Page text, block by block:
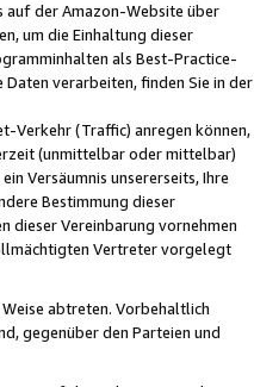
auf der Amazon-Website über
um die Einhaltung dieser
als Best-Practice-
verarbeiten, finden Sie in der
Verkehr (Traffic) anregen können,
(unmittelbar oder mittelbar)
Versäumnis unsererseits, Ihre
Bestimmung dieser
dieser Vereinbarung vornehmen
Vertreter vorgelegt
abtreten. Vorbehaltlich
gegenüber den Parteien und